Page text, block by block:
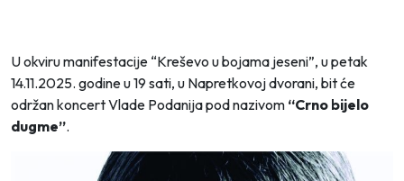
U okviru manifestacije “Kreševo u bojama jeseni”, u petak
14.11.2025. godine u 19 sati, u Napretkovoj dvorani, bit će
održan koncert Vlade Podanija pod nazivom “Crno bijelo
dugme”.